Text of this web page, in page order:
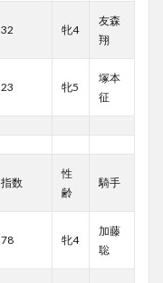
32 牝4
友森
翔
23 牝5
塚本
征
指数
性
齢
騎手
78 牝4
加藤
聡